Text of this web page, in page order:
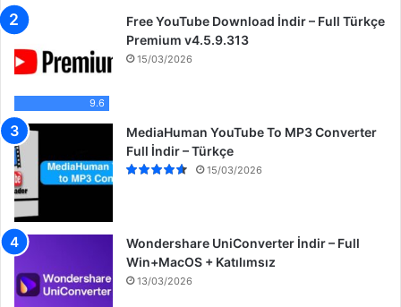
9.6
Free YouTube Download İndir – Full Türkçe
Premium v4.5.9.313
15/03/2026
MediaHuman YouTube To MP3 Converter
Full İndir – Türkçe
15/03/2026
Wondershare UniConverter İndir – Full
Win+MacOS + Katılımsız
13/03/2026